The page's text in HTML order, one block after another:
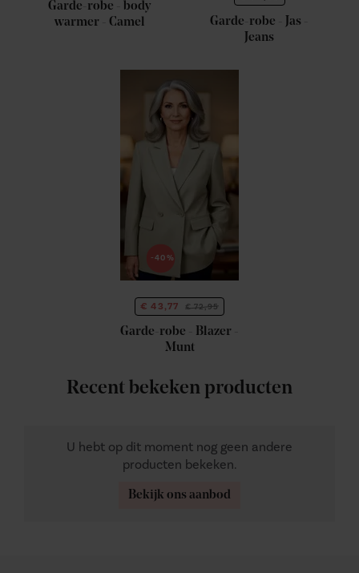
Garde-robe - body
warmer - Camel
Garde-robe - Jas -
Jeans
-40%
€ 43,77 € 72,95
Garde-robe - Blazer -
Munt
Recent bekeken producten
U hebt op dit moment nog geen andere
producten bekeken.
Bekijk ons aanbod